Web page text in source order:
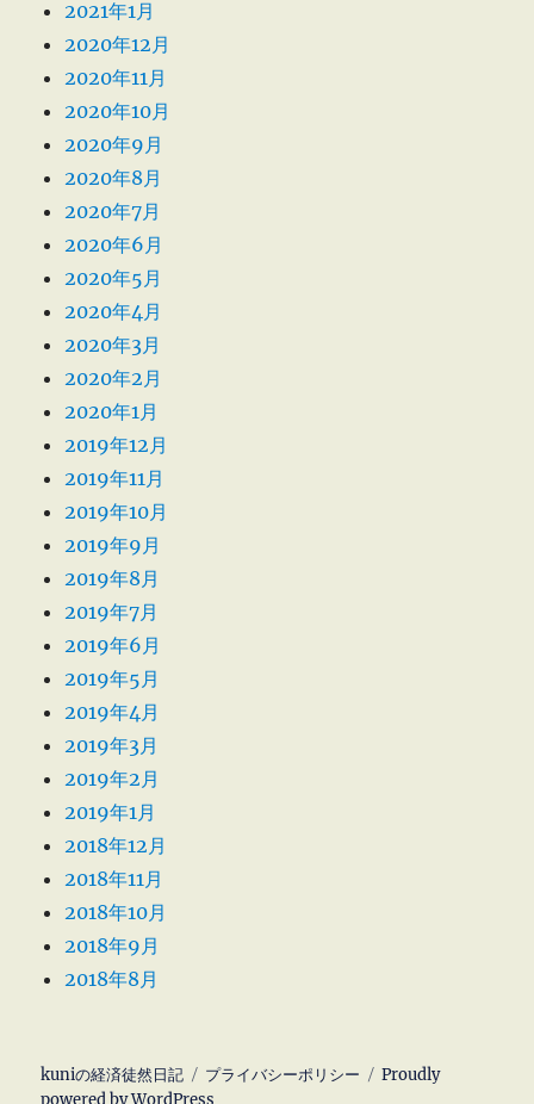
2021年1月
2020年12月
2020年11月
2020年10月
2020年9月
2020年8月
2020年7月
2020年6月
2020年5月
2020年4月
2020年3月
2020年2月
2020年1月
2019年12月
2019年11月
2019年10月
2019年9月
2019年8月
2019年7月
2019年6月
2019年5月
2019年4月
2019年3月
2019年2月
2019年1月
2018年12月
2018年11月
2018年10月
2018年9月
2018年8月
kuniの経済徒然日記 プライバシーポリシー
Proudly
powered by WordPress